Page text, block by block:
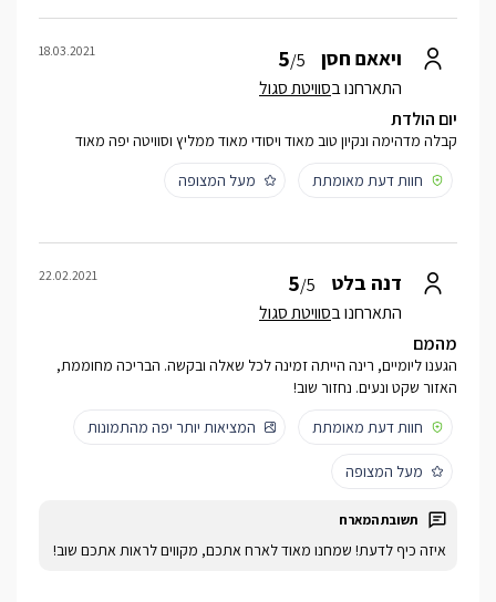
ויאאם חסן 5/5
התארחנו בסוויטת סגול
18.03.2021
יום הולדת
קבלה מדהימה ונקיון טוב מאוד ויסודי מאוד ממליץ וסוויטה יפה מאוד
חוות דעת מאומתת
מעל המצופה
דנה בלט 5/5
התארחנו בסוויטת סגול
22.02.2021
מהמם
הגענו ליומיים, רינה הייתה זמינה לכל שאלה ובקשה. הבריכה מחוממת,
האזור שקט ונעים. נחזור שוב!
חוות דעת מאומתת
המציאות יותר יפה מהתמונות
מעל המצופה
איזה כיף לדעת! שמחנו מאוד לארח אתכם, מקווים לראות אתכם שוב!